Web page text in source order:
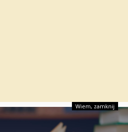
Wiem, zamknij